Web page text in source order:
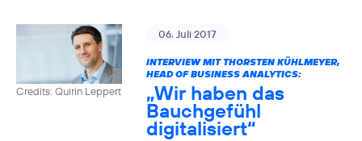
Credits: Quirin Leppert
06. Juli 2017
INTERVIEW MIT THORSTEN KÜHLMEYER,
HEAD OF BUSINESS ANALYTICS:
„Wir haben das
Bauchgefühl
digitalisiert“